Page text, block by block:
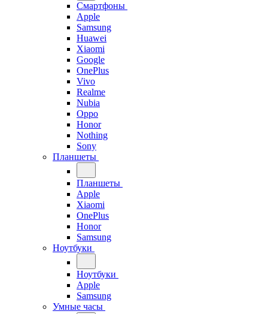
Смартфоны
Apple
Samsung
Huawei
Xiaomi
Google
OnePlus
Vivo
Realme
Nubia
Oppo
Honor
Nothing
Sony
Планшеты
Планшеты
Apple
Xiaomi
OnePlus
Honor
Samsung
Ноутбуки
Ноутбуки
Apple
Samsung
Умные часы